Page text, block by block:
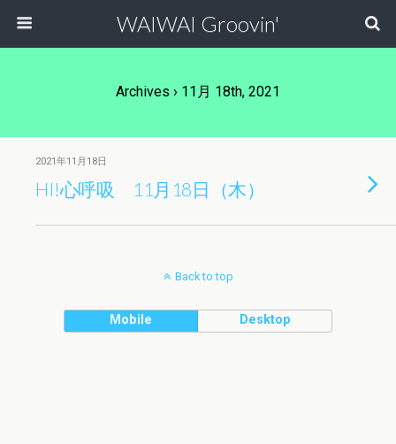
WAIWAI Groovin'
Archives › 11月 18th, 2021
2021年11月18日
HI!心呼吸 11月18日（木）
Back to top
Mobile Desktop